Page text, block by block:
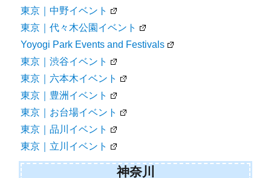
東京｜中野イベント
東京｜代々木公園イベント
Yoyogi Park Events and Festivals
東京｜渋谷イベント
東京｜六本木イベント
東京｜豊洲イベント
東京｜お台場イベント
東京｜品川イベント
東京｜立川イベント
神奈川